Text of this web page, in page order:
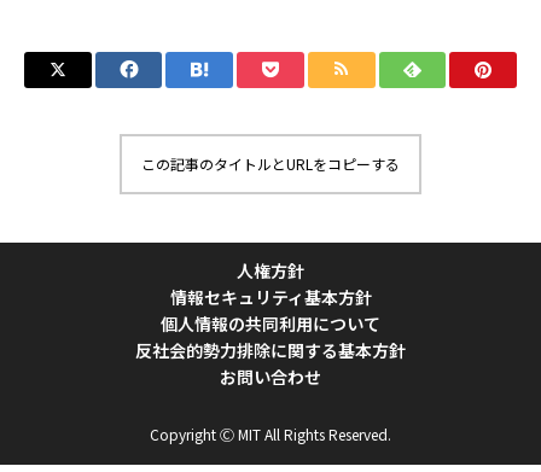
この記事のタイトルとURLをコピーする
人権方針
情報セキュリティ基本方針
個人情報の共同利用について
反社会的勢力排除に関する基本方針
お問い合わせ
Copyright Ⓒ MIT All Rights Reserved.